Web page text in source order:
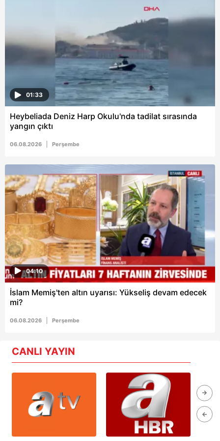
01:33
Heybeliada Deniz Harp Okulu'nda tadilat sırasında
yangın çıktı
06.08.2026 Perşembe
04:10
İslam Memiş'ten altın uyarısı: Yükseliş devam edecek
mi?
06.08.2026 Perşembe
CANLI YAYIN